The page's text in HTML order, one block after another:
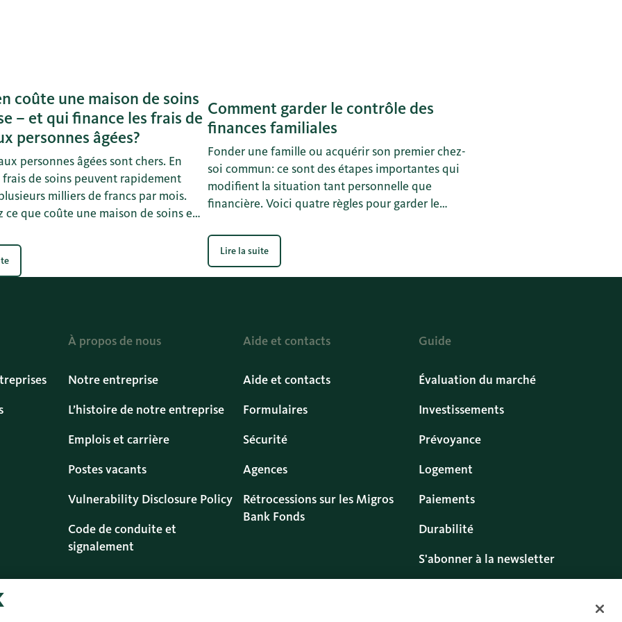
coûte une maison de soins
– et qui finance les frais de
personnes âgées?
personnes âgées sont chers. En
frais de soins peuvent rapidement
milliers de francs par mois.
ce que coûte une maison de soins en
des frais de soins à la
Comment garder le contrôle des
finances familiales
Fonder une famille ou acquérir son premier chez-
soi commun: ce sont des étapes importantes qui
modifient la situation tant personnelle que
financière. Voici quatre règles pour garder le
Lire la suite
À propos de nous
Notre entreprise
L’histoire de notre entreprise
Emplois et carrière
Postes vacants
Vulnerability Disclosure Policy
Code de conduite et
signalement
Aide et contacts
Aide et contacts
Formulaires
Sécurité
Agences
Rétrocessions sur les Migros
Bank Fonds
Guide
Évaluation du marché
Investissements
Prévoyance
Logement
Paiements
Durabilité
S'abonner à la newsletter